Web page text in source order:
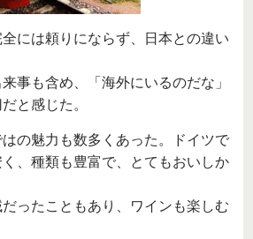
には頼りにならず、日本との違い
事も含め、「海外にいるのだな」
と感じた。
の魅力も数多くあった。ドイツで
、種類も豊富で、とてもおいしか
ったこともあり、ワインも楽しむ